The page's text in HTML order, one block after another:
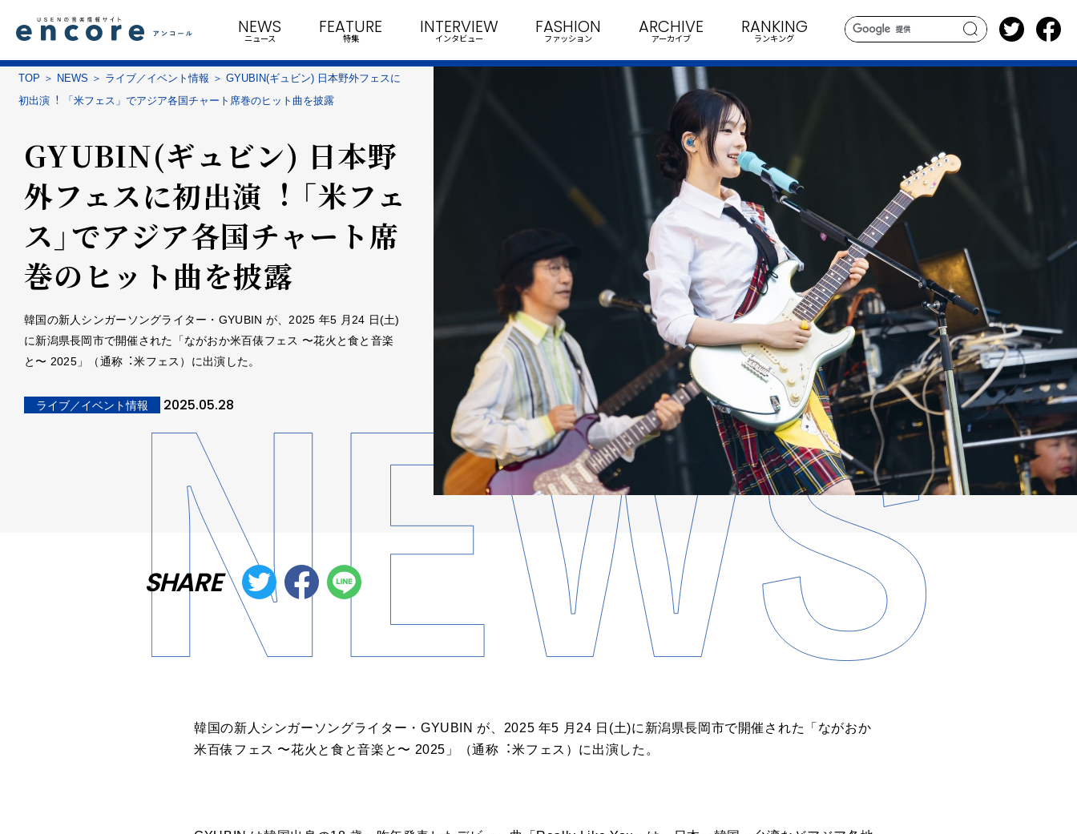
search
NEWS
ニュース
FEATURE
特集
INTERVIEW
インタビュー
FASHION
ファッション
ARCHIVE
アーカイブ
RANKING
ランキング
TOP NEWS ライブ／イベント情報
GYUBIN(ギュビン) ⽇本野外フェスに
初出演︕ 「⽶フェス」でアジア各国チャート席巻のヒット曲を披露
GYUBIN(ギュビン) ⽇本野
外フェスに初出演︕ 「⽶フェ
ス」でアジア各国チャート席
巻のヒット曲を披露
韓国の新⼈シンガーソングライター・GYUBIN が、2025 年5 ⽉24 ⽇(⼟)
に新潟県⻑岡市で開催された「ながおか⽶百俵フェス 〜花⽕と⾷と⾳楽
と〜 2025」（通称︓⽶フェス）に出演した。
ライブ／イベント情報 2025.05.28
SHARE
韓国の新⼈シンガーソングライター・GYUBIN が、2025 年5 ⽉24 ⽇(⼟)に新潟県⻑岡市で開催された「ながおか
⽶百俵フェス 〜花⽕と⾷と⾳楽と〜 2025」（通称︓⽶フェス）に出演した。